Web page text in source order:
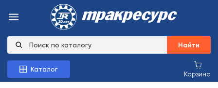
Найти
Каталог
Корзина